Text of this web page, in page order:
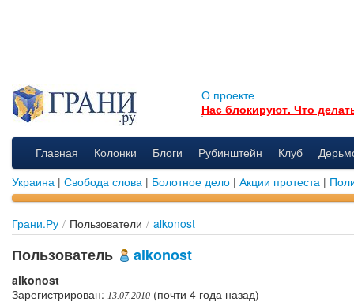
О проекте
Нас блокируют. Что
Главная Колонки Блоги Рубинштейн Клуб
Украина | Свобода слова | Болотное дело | Акции протеста |
Грани.Ру / Пользователи / alkonost
Пользователь alkonost
alkonost
Зарегистрирован: 13.07.2010 (почти 4 года назад)